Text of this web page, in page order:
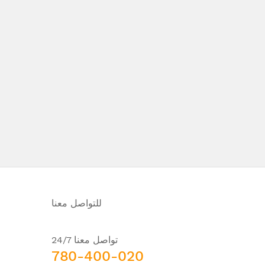
للتواصل معنا
تواصل معنا 24/7
780-400-020